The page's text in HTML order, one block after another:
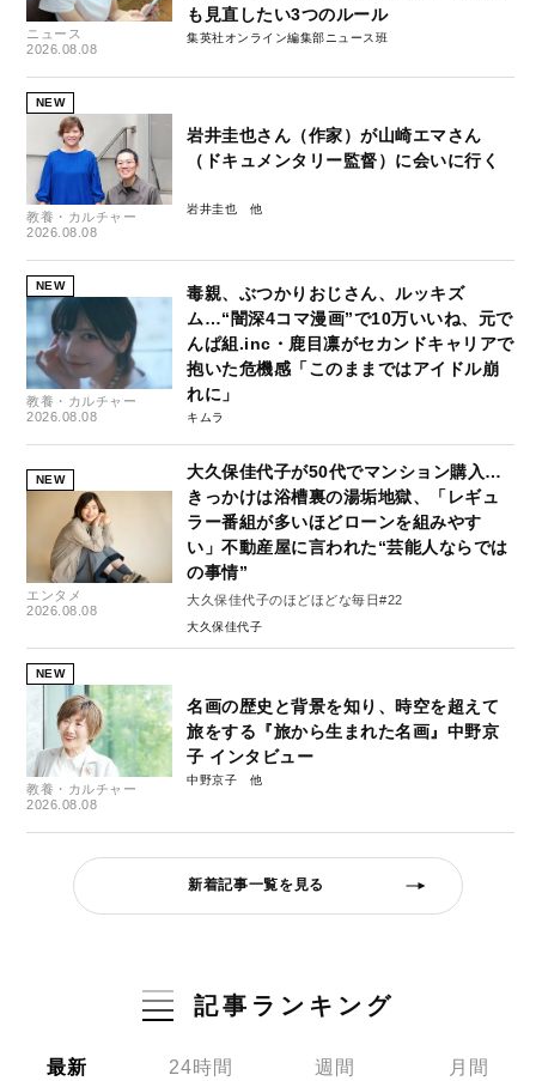
ニュース
2026.08.08
も見直したい3つのルール
集英社オンライン編集部ニュース班
NEW
教養・カルチャー
2026.08.08
岩井圭也さん（作家）が山崎エマさん
（ドキュメンタリー監督）に会いに行く
岩井圭也
NEW
教養・カルチャー
2026.08.08
毒親、ぶつかりおじさん、ルッキズ
ム…“闇深4コマ漫画”で10万いいね、元で
んぱ組.inc・鹿目凛がセカンドキャリアで
抱いた危機感「このままではアイドル崩
れに」
キムラ
NEW
エンタメ
2026.08.08
大久保佳代子が50代でマンション購入…
きっかけは浴槽裏の湯垢地獄、「レギュ
ラー番組が多いほどローンを組みやす
い」不動産屋に言われた“芸能人ならでは
の事情”
大久保佳代子のほどほどな毎日#22
大久保佳代子
NEW
教養・カルチャー
2026.08.08
名画の歴史と背景を知り、時空を超えて
旅をする『旅から生まれた名画』中野京
子 インタビュー
中野京子
新着記事一覧を見る
記事ランキング
最新 24時間 週間 月間